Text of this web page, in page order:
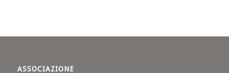
ASSOCIAZIONE